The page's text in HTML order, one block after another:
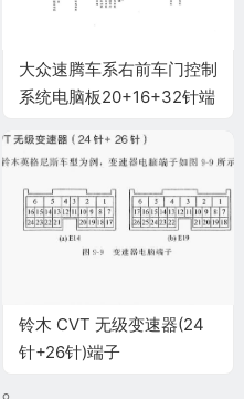
大众速腾车系右前车门控制
系统电脑板20+16+32针端
铃木 CVT 无级变速器(24
针+26针)端子